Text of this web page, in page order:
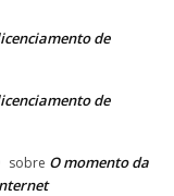
de
de
sobre O momento da